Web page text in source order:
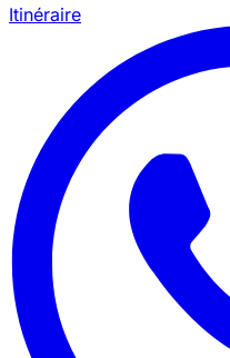
Itinéraire